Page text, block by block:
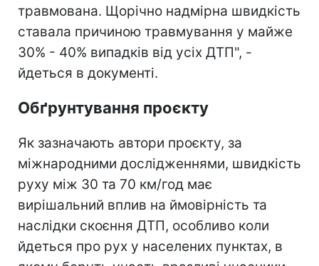
травмована. Щорічно надмірна швидкість
ставала причиною травмування у майже
30% - 40% випадків від усіх ДТП", -
йдеться в документі.
Обґрунтування проєкту
Як зазначають автори проєкту, за
міжнародними дослідженнями, швидкість
руху між 30 та 70 км/год має
вирішальний вплив на ймовірність та
наслідки скоєння ДТП, особливо коли
йдеться про рух у населених пунктах, в